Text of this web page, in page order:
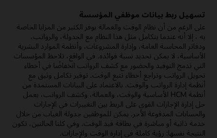
تسهيل ربط بيانات موظفي المؤسسة
على الرغم من أن نظام الوقت والعمالة يوفر الكثير من المزايا الخاصة
به ، إلا أنه عندما يتكامل مثل هذا النظام مع الجدولة، والرواتب،
ودفاتر المحاسبة العامة، وإدارة المشروعات، وأنظمة الموارد البشرية
الأساسية، لا يمكن تحديد نسبة فوائده. في الواقع، تلاحظ المؤسسات
التي تدمج التوقيد والحضور مع كشف الرواتب انخفاضًا في أخطاء
تحويل الرواتب وتراجع أخطاء تتبع الوقت. توفير تكامل وثيق مع
أنظمة إدارة الرواتب والوقت. بالاعتماد على البيانات المستمدة من
أنظمة HCM الأساسية والوقت، والعمالة، وكشف الرواتب، يعمل
حل إدارة الإجازات القوي على الربط بين التغييرات في الإجازات
والحسابات المدفوعة الأجر. يمكن للموظفين جدولة الغياب من خلال
خدمة ذاتية أو مباشرة في بطاقة قيد الوقت. وفي كلتا الحالتين، تكون
النتيجة نفسها: رؤية كاملة في إدارة الوقت والإجازات.